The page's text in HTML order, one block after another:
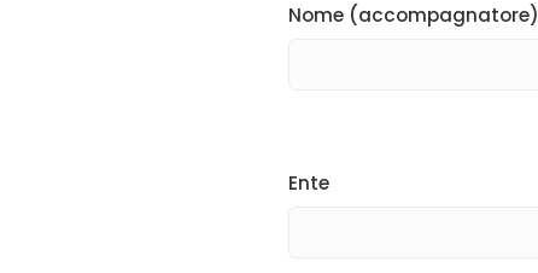
Nome (accompagnatore)
Ente